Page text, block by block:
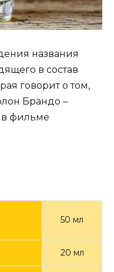
названия
в состав
говорит о том,
Брандо –
в фильме
50 мл
20 мл